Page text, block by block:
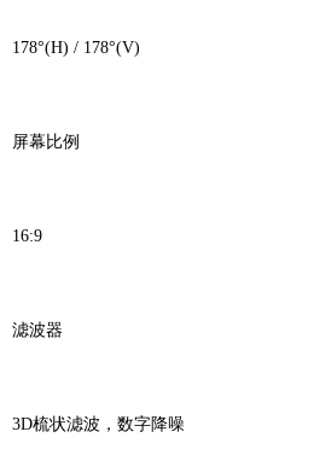
178°(H) / 178°(V)
屏幕比例
16:9
滤波器
3D梳状滤波，数字降噪